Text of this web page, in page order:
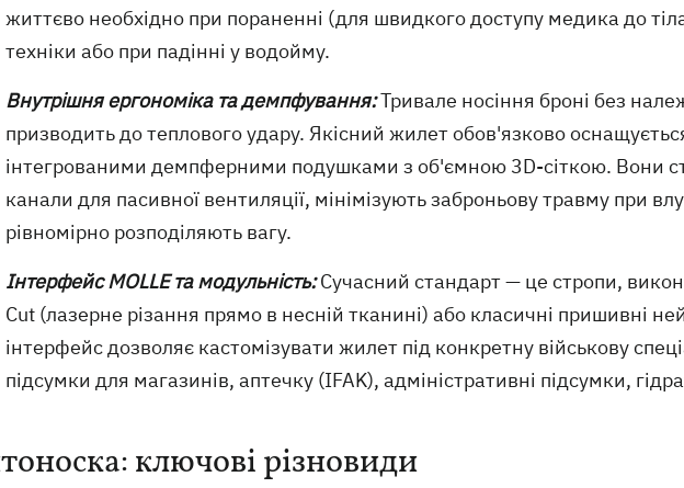
життєво необхідно при пораненні (для швидкого доступу медика до
техніки або при падінні у водойму.
Внутрішня ергономіка та демпфування:Тривале носіння броні без
призводить до теплового удару. Якісний жилет обов'язково
інтегрованими демпферними подушками з об'ємною 3D-сіткою. Вони
канали для пасивної вентиляції, мінімізують заброньову травму при
рівномірно розподіляють вагу.
Інтерфейс MOLLE та модульність:Сучасний стандарт — це стропи,
Cut (лазерне різання прямо в несній тканині) або класичні пришивні
інтерфейс дозволяє кастомізувати жилет під конкретну військову
підсумки для магазинів, аптечку (IFAK), адміністративні підсумки,
ключові різновиди